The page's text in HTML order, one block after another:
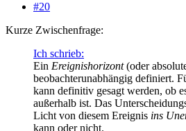
#20
Kurze Zwischenfrage:
Ich schrieb:
Ein Ereignishorizont(oder
beobachterunabhängig definiert.
kann definitiv gesagt werden, ob
außerhalb ist. Das
Licht von diesem Ereignis ins
kann oder nicht.